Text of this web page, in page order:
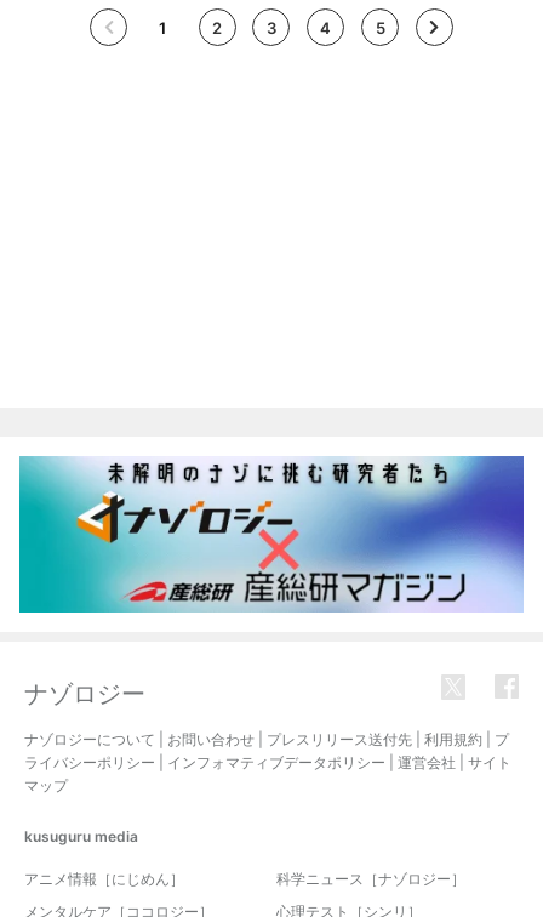
1 2 3 4 5
ナゾロジー
ナゾロジーについて お問い合わせ プレスリリース送付先 利用規約
プ
ライバシーポリシー
インフォマティブデータポリシー 運営会社
サイト
マップ
kusuguru media
アニメ情報［にじめん］
科学ニュース［ナゾロジー］
メンタルケア［ココロジー］
心理テスト［シンリ］